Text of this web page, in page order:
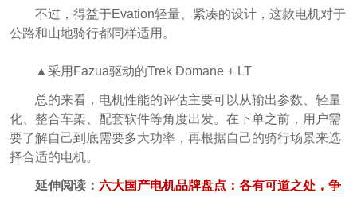
不过，得益于Evation轻量、紧凑的设计，这款电机对于
公路和山地骑行都同样适用。
▲采用Fazua驱动的Trek Domane + LT
总的来看，电机性能的评估主要可以从输出参数、轻量
化、整合车架、配套软件等角度出发。在下单之前，用户需
要了解自己到底需要多大功率，再根据自己的骑行场景来选
择合适的电机。
延伸阅读： 六大国产电机品牌盘点：各有可道之处，争